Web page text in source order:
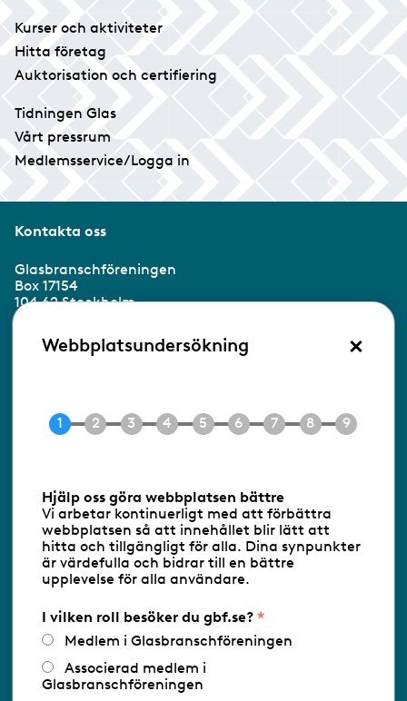
Kurser och aktiviteter
Hitta företag
Auktorisation och certifiering
Tidningen Glas
Vårt pressrum
Medlemsservice/Logga in
Kontakta oss
Glasbranschföreningen
Box 17154
104 62 Stockholm
Besöksadress:
Ringvägen 100
E-post info@gbf.se
Följ oss via RSS
Databasens namn:www.gbf.se-
Glasbranschföreningen AB - Ansvarig
utgivare: Sofia Wahlgren
Webbplatsundersökning ×
Hjälp oss göra webbplatsen bättre
Vi arbetar kontinuerligt med att förbättra
webbplatsen så att innehållet blir lätt att
hitta och tillgängligt för alla. Dina synpunkter
är värdefulla och bidrar till en bättre
upplevelse för alla användare.
I vilken roll besöker du gbf.se?
Medlem i Glasbranschföreningen
Associerad medlem i
Glasbranschföreningen